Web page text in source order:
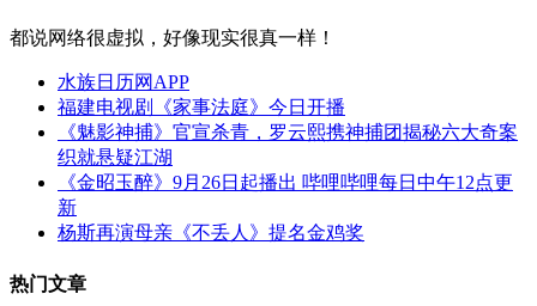
都说网络很虚拟，好像现实很真一样！
水族日历网APP
福建电视剧《家事法庭》今日开播
《魅影神捕》官宣杀青，罗云熙携神捕团揭秘六大奇案
织就悬疑江湖
《金昭玉醉》9月26日起播出 哔哩哔哩每日中午12点更
新
杨斯再演母亲《不丢人》提名金鸡奖
热门文章